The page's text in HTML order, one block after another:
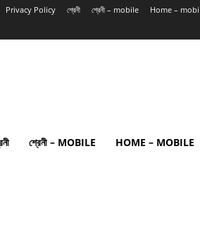
Privacy Policy শ্রেনী শ্রেনী – mobile Home –
শ্রেনী – MOBILE HOME – MOBILE